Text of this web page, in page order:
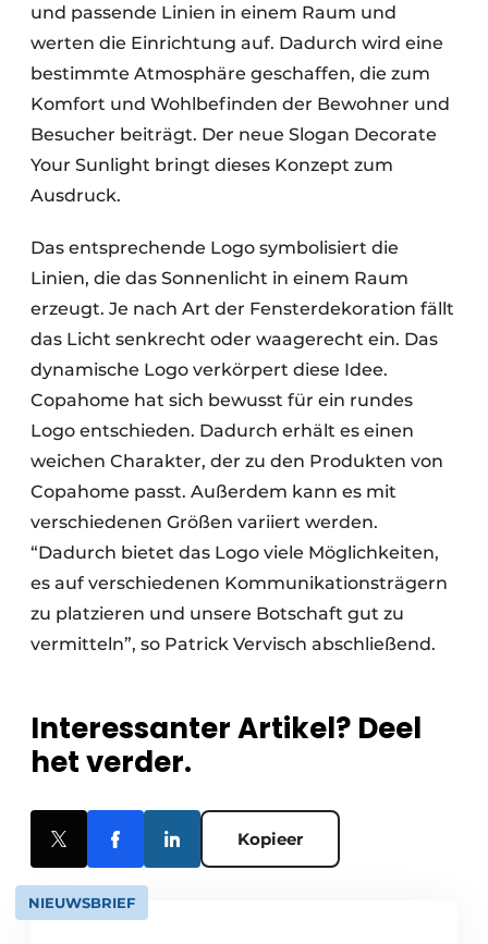
und passende Linien in einem Raum und
werten die Einrichtung auf. Dadurch wird eine
bestimmte Atmosphäre geschaffen, die zum
Komfort und Wohlbefinden der Bewohner und
Besucher beiträgt. Der neue Slogan Decorate
Your Sunlight bringt dieses Konzept zum
Ausdruck.
Das entsprechende Logo symbolisiert die
Linien, die das Sonnenlicht in einem Raum
erzeugt. Je nach Art der Fensterdekoration fällt
das Licht senkrecht oder waagerecht ein. Das
dynamische Logo verkörpert diese Idee.
Copahome hat sich bewusst für ein rundes
Logo entschieden. Dadurch erhält es einen
weichen Charakter, der zu den Produkten von
Copahome passt. Außerdem kann es mit
verschiedenen Größen variiert werden.
“Dadurch bietet das Logo viele Möglichkeiten,
es auf verschiedenen Kommunikationsträgern
zu platzieren und unsere Botschaft gut zu
vermitteln”, so Patrick Vervisch abschließend.
Interessanter Artikel? Deel
het verder.
Kopieer
NIEUWSBRIEF